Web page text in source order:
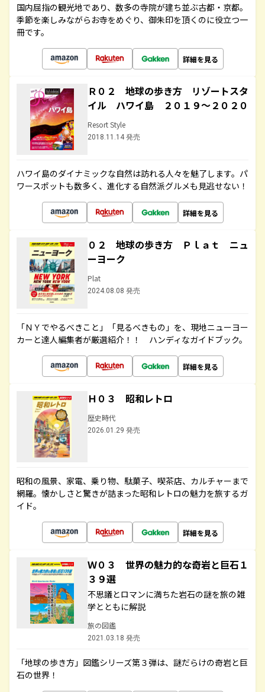
国内屈指の観光地であり、数多の寺院が建ち並ぶ古都・京都。
季節を楽しみながらお寺をめぐり、御朱印を頂くのに役立つ一
冊です。
詳細を見る
Ｒ０２ 地球の歩き方 リゾートスタ
イル ハワイ島 ２０１９～２０２０
Resort Style
2018.11.14 発売
ハワイ島のダイナミックな自然は訪れる人々を魅了します。パ
ワースポットも数多く、進化する自然派グルメも見逃せない！
詳細を見る
０２ 地球の歩き方 Ｐｌａｔ ニュ
ーヨーク
Plat
2024.08.08 発売
「ＮＹでやるべきこと」「見るべきもの」を、現地ニューヨー
カーと達人編集者が厳選紹介！！ ハンディなガイドブック。
詳細を見る
Ｈ０３ 昭和レトロ
歴史時代
2026.01.29 発売
昭和の風景、家電、乗り物、駄菓子、喫茶店、カルチャーまで
網羅。懐かしさと驚きが詰まった昭和レトロの魅力を旅するガ
イド。
詳細を見る
Ｗ０３ 世界の魅力的な奇岩と巨石１
３９選
不思議とロマンに満ちた岩石の謎を旅の雑
学とともに解説
旅の図鑑
2021.03.18 発売
「地球の歩き方」図鑑シリーズ第３弾は、謎だらけの奇岩と巨
石の世界！